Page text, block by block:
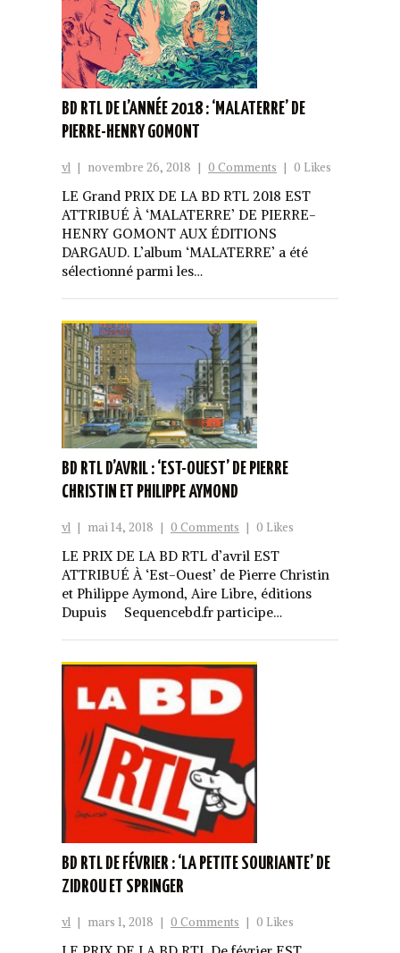
BD RTL DE L’ANNÉE 2018 : ‘MALATERRE’ DE
PIERRE-HENRY GOMONT
vl | novembre 26, 2018 | 0 Comments | 0 Likes
LE Grand PRIX DE LA BD RTL 2018 EST
ATTRIBUÉ À ‘MALATERRE’ DE PIERRE-
HENRY GOMONT AUX ÉDITIONS
DARGAUD. L’album ‘MALATERRE’ a été
sélectionné parmi les…
BD RTL D’AVRIL : ‘EST-OUEST’ DE PIERRE
CHRISTIN ET PHILIPPE AYMOND
vl | mai 14, 2018 | 0 Comments | 0 Likes
LE PRIX DE LA BD RTL d’avril EST
ATTRIBUÉ À ‘Est-Ouest’ de Pierre Christin
et Philippe Aymond, Aire Libre, éditions
Dupuis Sequencebd.fr participe…
BD RTL DE FÉVRIER : ‘LA PETITE SOURIANTE’ DE
ZIDROU ET SPRINGER
vl | mars 1, 2018 | 0 Comments | 0 Likes